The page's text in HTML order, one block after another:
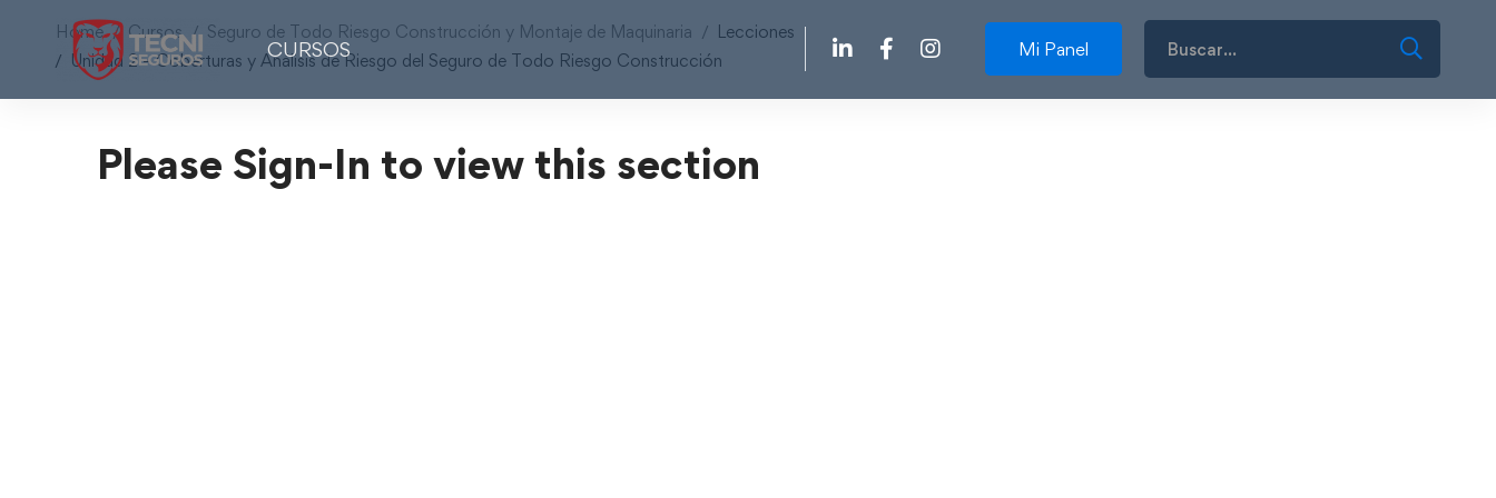
CURSOS Mi Panel
Home Cursos Seguro de Todo Riesgo Construcción y Montaje de Maquinaria
Lecciones
Unidad 2 – Coberturas y Análisis de Riesgo del Seguro de Todo Riesgo Construcción
Please Sign-In to view this section